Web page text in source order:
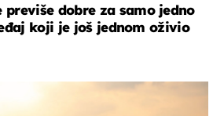
previše dobre za samo jedno
koji je još jednom oživio